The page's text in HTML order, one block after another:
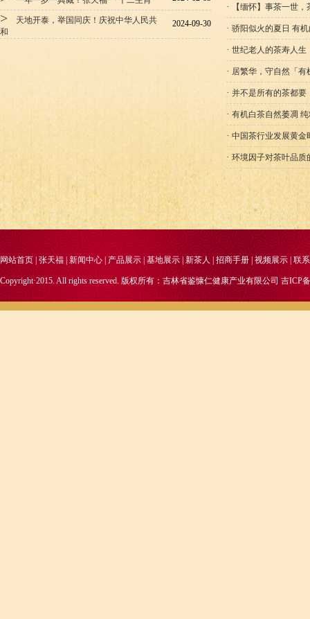
> 天地开泰，举国同庆！庆祝中华人民共
和
2024-09-30
· 【缅怀】事茶一世
· 骄阳似火的夏日 有
· 世纪老人的茶寿人生
· 居繁华，守自然「有
· 并不是所有的茶都要
· 有机白茶自然萎凋
· 中国茶行业发展黄金
· 环境因子对茶叶品质
网站首页 张天福 新闻中心 产品展示 基地展示 |新茶人| 招商手册|视频展示|联
Copyright·2015. All rights reserved. 版权所有：吉林省鉴慷仁健康产业有限公司 吉ICP